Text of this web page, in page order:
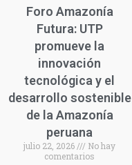
Foro Amazonía
Futura: UTP
promueve la
innovación
tecnológica y el
desarrollo sostenible
de la Amazonía
peruana
julio 22, 2026
No hay
comentarios